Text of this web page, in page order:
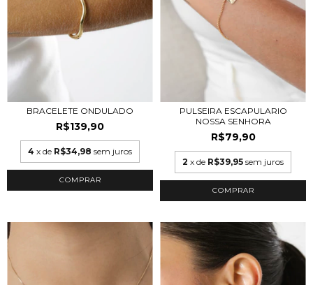
BRACELETE ONDULADO
R$139,90
4 x de R$34,98 sem juros
COMPRAR
PULSEIRA ESCAPULARIO
NOSSA SENHORA
R$79,90
2 x de R$39,95 sem juros
COMPRAR